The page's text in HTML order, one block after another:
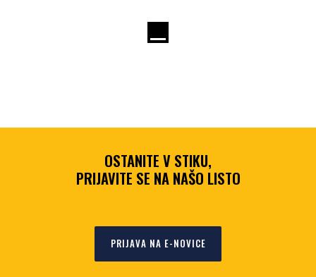
OSTANITE V STIKU,
PRIJAVITE SE NA NAŠO LISTO
PRIJAVA NA E-NOVICE